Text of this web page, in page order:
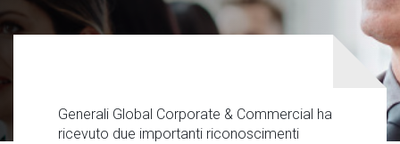
Generali Global Corporate & Commercial ha
ricevuto due importanti riconoscimenti